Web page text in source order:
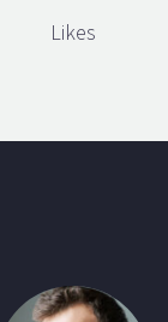
Likes